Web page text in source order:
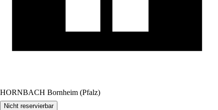
HORNBACH Bornheim (Pfalz)
Nicht reservierbar